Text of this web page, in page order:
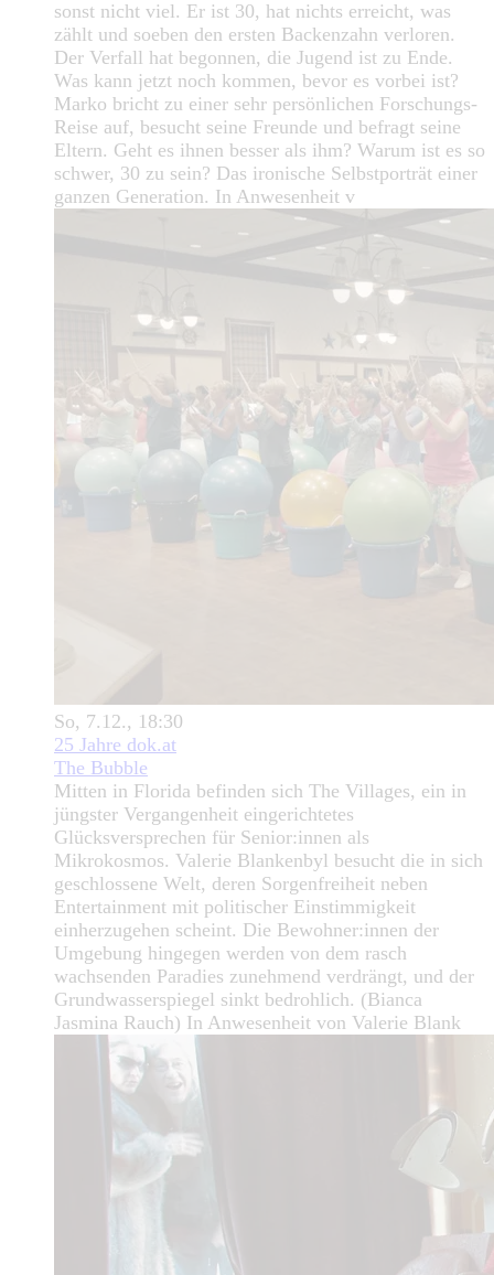
sonst nicht viel. Er ist 30, hat nichts erreicht, was
zählt und soeben den ersten Backenzahn verloren.
Der Verfall hat begonnen, die Jugend ist zu Ende.
Was kann jetzt noch kommen, bevor es vorbei ist?
Marko bricht zu einer sehr persönlichen Forschungs-
Reise auf, besucht seine Freunde und befragt seine
Eltern. Geht es ihnen besser als ihm? Warum ist es so
schwer, 30 zu sein? Das ironische Selbstporträt einer
ganzen Generation. In Anwesenheit v
So, 7.12., 18:30
25 Jahre dok.at
The Bubble
Mitten in Florida befinden sich The Villages, ein in
jüngster Vergangenheit eingerichtetes
Glücksversprechen für Senior:innen als
Mikrokosmos. Valerie Blankenbyl besucht die in sich
geschlossene Welt, deren Sorgenfreiheit neben
Entertainment mit politischer Einstimmigkeit
einherzugehen scheint. Die Bewohner:innen der
Umgebung hingegen werden von dem rasch
wachsenden Paradies zunehmend verdrängt, und der
Grundwasserspiegel sinkt bedrohlich. (Bianca
Jasmina Rauch) In Anwesenheit von Valerie Blank